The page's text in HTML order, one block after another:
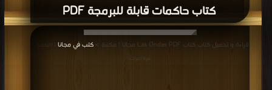
كتاب حاكمات قابلة للبرمجة PDF
قراءة و تحميل كتاب كتاب Las Ondas PDF مجانا | مكتبة > كتب في مجانا | التحميل :
مرة/مرات